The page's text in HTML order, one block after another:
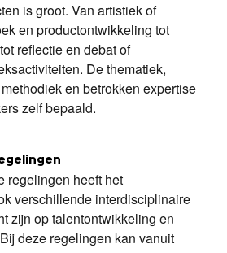
is groot. Van artistiek of
en productontwikkeling tot
reflectie en debat of
De thematiek,
en betrokken expertise
zelf bepaald.
regelingen heeft het
verschillende interdisciplinaire
zijn optalentontwikkeling en
deze regelingen kan vanuit